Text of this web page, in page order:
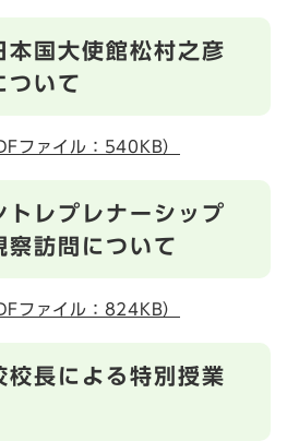
本国大使館松村之彦
ついて
ファイル：540KB）
トレプレナーシップ
察訪問について
ファイル：824KB）
校長による特別授業